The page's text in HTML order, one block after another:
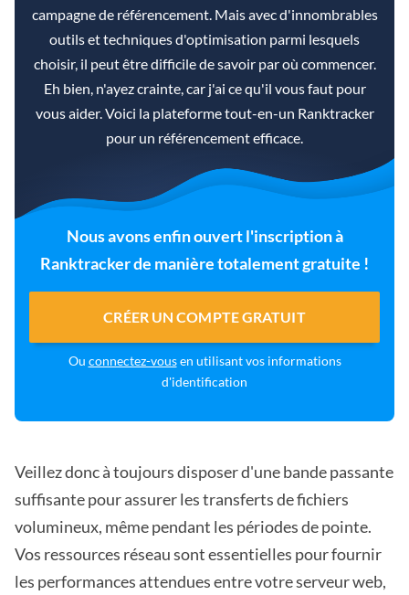
campagne de référencement. Mais avec d'innombrables
outils et techniques d'optimisation parmi lesquels
choisir, il peut être difficile de savoir par où commencer.
Eh bien, n'ayez crainte, car j'ai ce qu'il vous faut pour
vous aider. Voici la plateforme tout-en-un Ranktracker
pour un référencement efficace.
Nous avons enfin ouvert l'inscription à
Ranktracker de manière totalement gratuite !
CRÉER UN COMPTE GRATUIT
Ou connectez-vousen utilisant vos informations
d'identification
Veillez donc à toujours disposer d'une bande passante
suffisante pour assurer les transferts de fichiers
volumineux, même pendant les périodes de pointe.
Vos ressources réseau sont essentielles pour fournir
les performances attendues entre votre serveur web,